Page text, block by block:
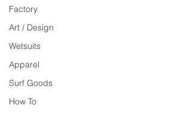
Factory
Art / Design
Wetsuits
Apparel
Surf Goods
How To